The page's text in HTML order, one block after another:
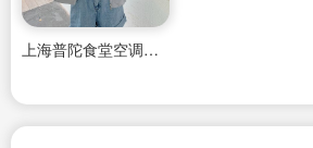
上海普陀食堂空调维修电话